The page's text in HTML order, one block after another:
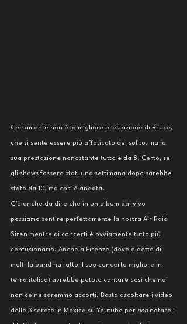
Certamente non è la migliore prestazione di Bruce,
che si sente essere più affaticato del solito, ma la
sua prestazione nonostante tutto è da 8. Certo, se
gli shows fossero stati una settimana dopo sarebbe
stato da 10, ma così è andata.
C’è anche da dire che in un album dal vivo
possiamo sentire perfettamente la nostra Air Raid
Siren mentre ai concerti è ovviamente tutto più
confusionario. Anche a Firenze (dove a detta di
molti la band ha fatto il suo concerto migliore in
terra italica) avrebbe potuto cantare così che noi
non ce ne saremmo accorti. Basta ascoltare i video
delle 3 serate in Mexico su Youtube per non notare i